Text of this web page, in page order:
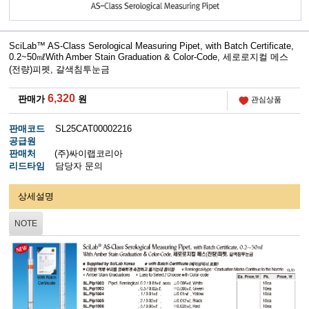
SciLab™ AS-Class Serological Measuring Pipet, with Batch Certificate,
0.2~50㎖With Amber Stain Graduation & Color-Code, 세로로지컬 메스
(전량)피펫, 갈색침투눈금
판매가6,320 원 관심상품
판매코드
SL25CAT00002216
공급원
판매처
(주)싸이랩코리아
리드타임
담당자 문의
상세설명
NOTE